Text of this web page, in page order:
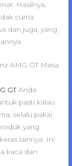
Hasilnya,
cuma
dan juga, yang
AMG GT Masa
GTAnda
pasti kalau
selalu pakai
yang
lainnya. Ini
kaca dan